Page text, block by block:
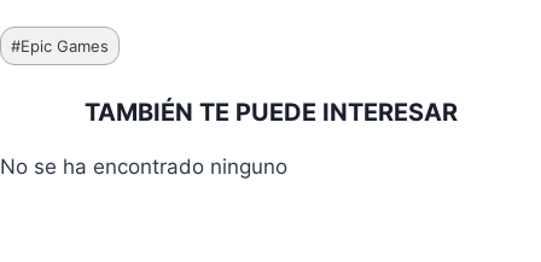
Etiquetas
de
#Epic Games
TAMBIÉN TE PUEDE INTERESAR
No se ha encontrado ninguno